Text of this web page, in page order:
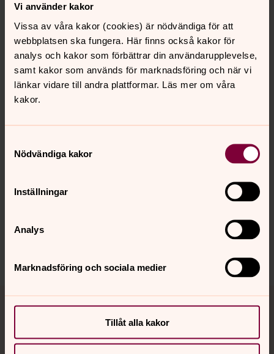
Vi använder kakor
Vissa av våra kakor (cookies) är nödvändiga för att
webbplatsen ska fungera. Här finns också kakor för
analys och kakor som förbättrar din användarupplevelse,
samt kakor som används för marknadsföring och när vi
länkar vidare till andra plattformar. Läs mer om våra
kakor.
Nödvändiga kakor
Inställningar
Analys
Marknadsföring och sociala medier
Tillåt alla kakor
kantorer/körledare
FYRKLANG - våra fyra församlingars gemensamma kör
Äggjakt och kyrkkaffe efter gudstjänsten!
ANNANDAG PÅSK 10 APRIL
Älvsereds kyrka
Kl. 16 Emmausmässa
Arne Bäckvall - kantor
Synpunkter eller frågor på sidans
falkenbergs.pastorat@svenskakyrkan.se